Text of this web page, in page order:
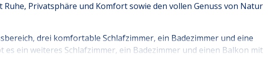
Privatsphäre und Komfort sowie den vollen Genuss von Natur
drei komfortable Schlafzimmer, ein Badezimmer und eine
ein weiteres Schlafzimmer, ein Badezimmer und einen Balkon mit